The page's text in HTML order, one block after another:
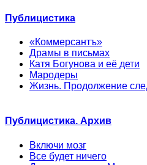
Публицистика
«Коммерсантъ»
Драмы в письмах
Катя Богунова и её дети
Мародеры
Жизнь. Продолжение
Публицистика. Архив
Включи мозг
Все будет ничего